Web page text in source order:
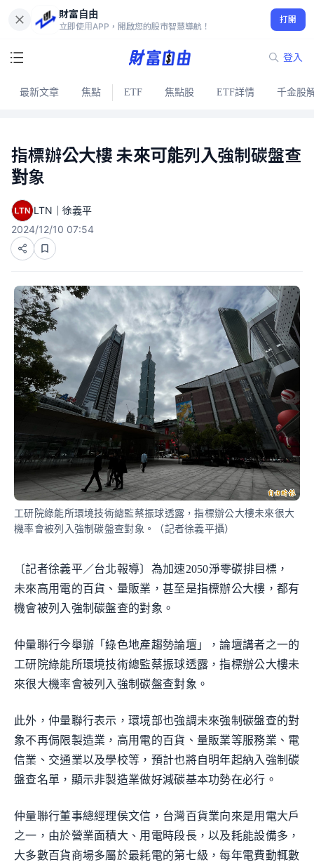
財富自由
立即使用APP，開啟您的股市智慧導航！
打開
登入
最新文章 焦點 ETF 焦點股 ETF詳情 千金股
指標辦公大樓 未來可能列入強制碳盤查
對象
LTN｜徐義平
2024/12/10 07:54
工研院綠能所環境技術總監蔡振球透露，指標辦公大樓未來很大
機率會被列入強制碳盤查對象。（記者徐義平攝）
〔記者徐義平／台北報導〕為加速2050淨零碳排目標，
未來高用電的百貨、量販業，甚至是指標辦公大樓，都有
機會被列入強制碳盤查的對象。
仲量聯行今舉辦「綠色地產趨勢論壇」，論壇講者之一的
工研院綠能所環境技術總監蔡振球透露，指標辦公大樓未
來很大機率會被列入強制碳盤查對象。
此外，仲量聯行表示，環境部也強調未來強制碳盤查的對
象不再侷限製造業，高用電的百貨、量販業等服務業、電
信業、交通業以及學校等，預計也將自明年起納入強制碳
盤查名單，顯示非製造業做好減碳基本功勢在必行。
仲量聯行董事總經理侯文信，台灣百貨業向來是用電大戶
之一，由於營業面積大、用電時段長，以及耗能設備多，
大多數百貨商場多屬於最耗電的第七級，每年電費動輒數